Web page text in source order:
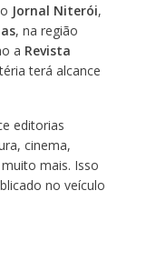
Jornal Niterói,
, na região
a Revista
terá alcance
editorias
cinema,
mais. Isso
no veículo